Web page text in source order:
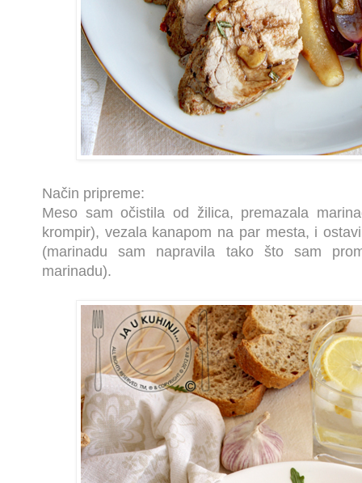
Način pripreme:
Meso sam očistila od žilica, premazala
krompir), vezala kanapom na par mesta, i
(marinadu sam napravila tako što sam
marinadu).